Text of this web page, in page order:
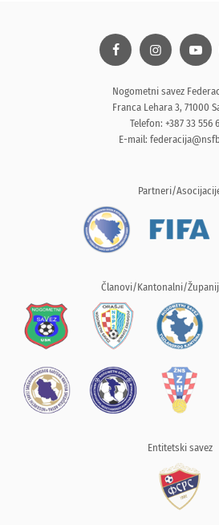
Nogometni savez
Franca Lehara 3, 71000
Telefon: +387 33 556
E-mail:
Partneri/
Članovi/Kantonalni/
Entitetski savez